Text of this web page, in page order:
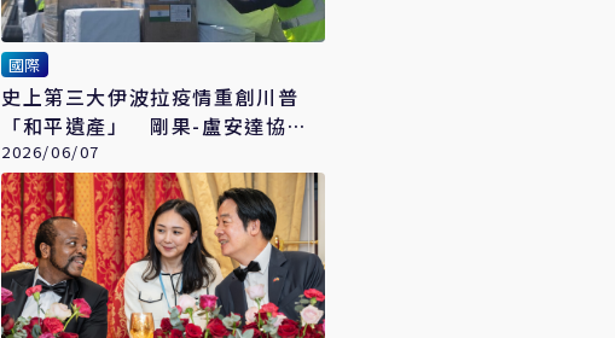
國際
史上第三大伊波拉疫情重創川普
「和平遺產」 剛果-盧安達協議
瀕臨崩潰
2026/06/07